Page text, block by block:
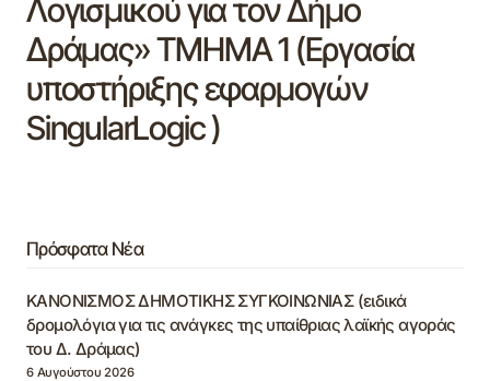
Λογισμικού για τον Δήμο
Δράμας» ΤΜΗΜΑ 1 (Εργασία
υποστήριξης εφαρμογών
SingularLogic )
Πρόσφατα Νέα
ΚΑΝΟΝΙΣΜΟΣ ΔΗΜΟΤΙΚΗΣ ΣΥΓΚΟΙΝΩΝΙΑΣ (ειδικά
δρομολόγια για τις ανάγκες της υπαίθριας λαϊκής αγοράς
του Δ. Δράμας)
6 Αυγούστου 2026